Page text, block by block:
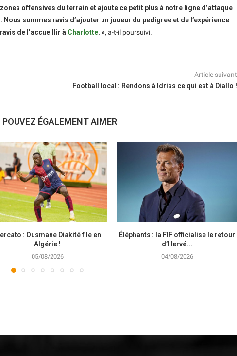
offensives du terrain et ajoute ce petit plus à notre ligne d’attaque
sommes ravis d’ajouter un joueur du pedigree et de l’expérience
de l’accueillir à Charlotte. », a-t-il poursuivi.
Article suivant
Football local : Rendons à Idriss ce qui est à Diallo !
POUVEZ ÉGALEMENT AIMER
: Ousmane Diakité file en
Algérie !
05/08/2026
Éléphants : la FIF officialise le retour
d’Hervé...
04/08/2026